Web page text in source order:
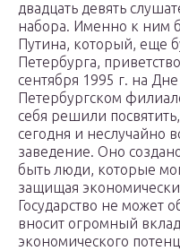
двадцать девять
набора. Именно к ним
Путина, который, еще
Петербурга,
сентября 1995 г. на
Петербургском
себя решили
сегодня и неслучайно
заведение. Оно
быть люди, которые
защищая
Государство не может
вносит огромный
экономического